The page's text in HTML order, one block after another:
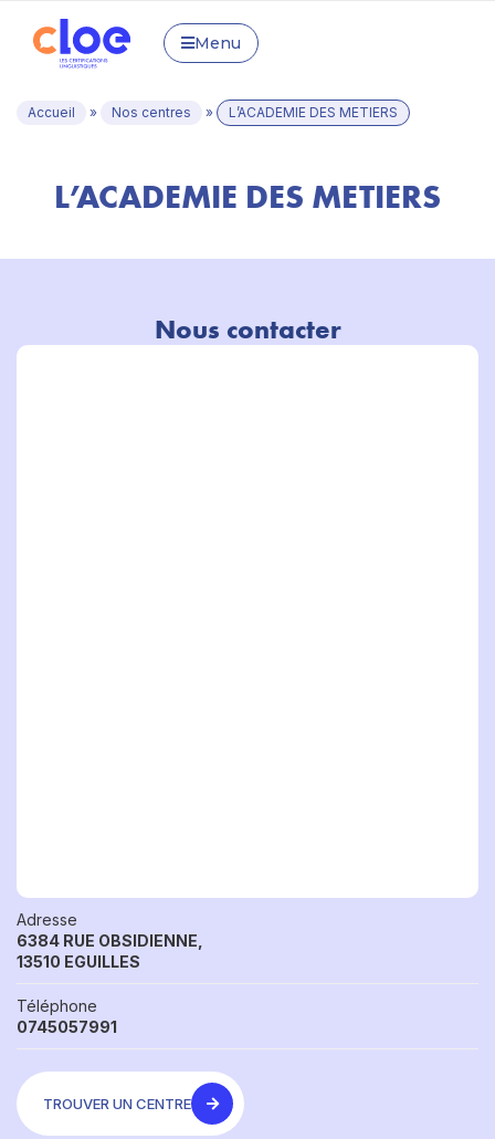
Menu
Accueil » Nos centres » L’ACADEMIE DES METIERS
L’ACADEMIE DES METIERS
Nous contacter
Adresse
6384 RUE OBSIDIENNE,
13510 EGUILLES
Téléphone
0745057991
TROUVER UN CENTRE